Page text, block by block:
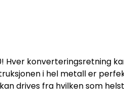
Hver konverteringsretning
i hel metall er
drives fra hvilken som